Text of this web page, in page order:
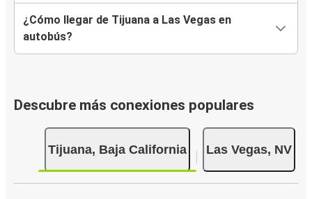
¿Cómo llegar de Tijuana a Las Vegas en
autobús?
Descubre más conexiones populares
Tijuana, Baja California Las Vegas, NV